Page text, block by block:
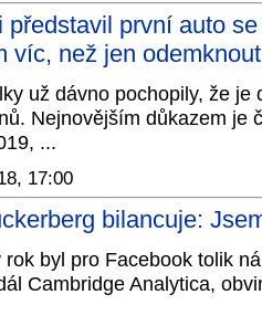
představil první auto
víc, než jen
už dávno pochopily, že je
Nejnovějším důkazem je
...
17:00
bilancuje:
rok byl pro Facebook tolik
Cambridge Analytica,